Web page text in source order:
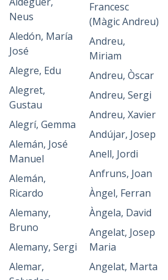
Neus
Aledón, María
José
Alegre, Edu
Alegret,
Gustau
Alegrí, Gemma
Alemán, José
Manuel
Alemán,
Ricardo
Alemany,
Bruno
Alemany, Sergi
Alemar,
Francesc
(Màgic Andreu)
Andreu,
Miriam
Andreu, Òscar
Andreu, Sergi
Andreu, Xavier
Andújar, Josep
Anell, Jordi
Anfruns, Joan
Àngel, Ferran
Àngela, David
Angelat, Josep
Maria
Angelat, Marta